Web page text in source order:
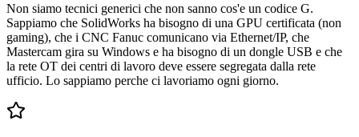
Non siamo tecnici generici che non sanno cos'e un codice G.
Sappiamo che SolidWorks ha bisogno di una GPU certificata (non
gaming), che i CNC Fanuc comunicano via Ethernet/IP, che
Mastercam gira su Windows e ha bisogno di un dongle USB e che
la rete OT dei centri di lavoro deve essere segregata dalla rete
ufficio. Lo sappiamo perche ci lavoriamo ogni giorno.